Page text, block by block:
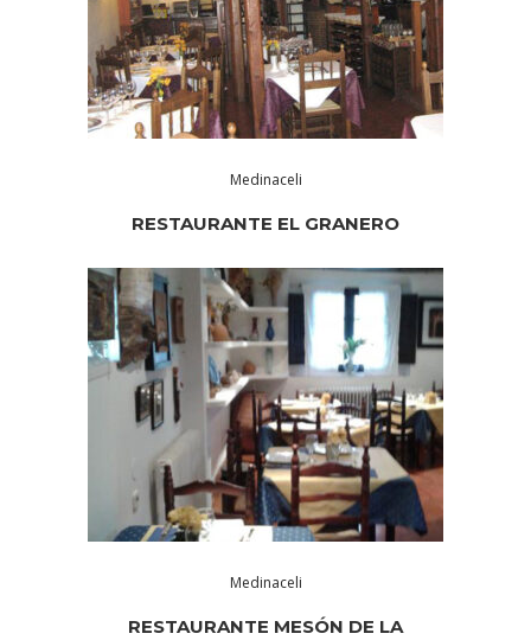
Medinaceli
RESTAURANTE EL GRANERO
Medinaceli
RESTAURANTE MESÓN DE LA